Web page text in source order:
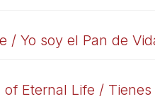
/ Yo soy el Pan de
Eternal Life /